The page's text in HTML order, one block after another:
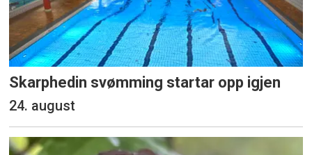
Skarphedin svømming startar opp igjen
24. august